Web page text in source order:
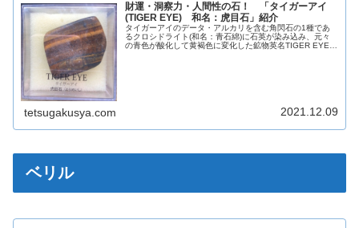
財運・洞察力・人間性の石！ 「タイガーアイ
(TIGER EYE) 和名：虎目石」紹介
タイガーアイのデータ・アルカリを含む角閃石の1種であ
るクロシドライト(和名：青石綿)に石英が染み込み、元々
の青色が酸化して黄褐色に変化した鉱物英名TIGER EYE和
tetsugakusya.com 2021.12.09
ベリル